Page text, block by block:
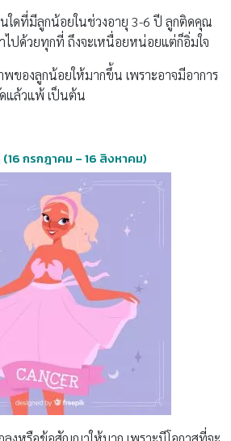
ดที่มีลูกน้อยในช่วงอายุ 3-6 ปี ลูกติดคุณ
ไปด้วยทุกที่ ถึงจะเหนื่อยหน่อยแต่ก็อิ่มใจ
พของลูกน้อยให้มากขึ้น เพราะอาจมีอาการ
แล้วแพ้ เป็นต้น
(16กรกฎาคม – 16 สิงหาคม)